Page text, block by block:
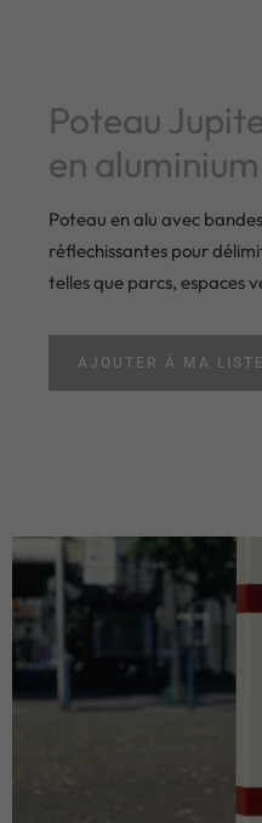
Poteau
en aluminium
Poteau en alu avec
réflechissantes pour
telles que parcs, espaces
AJOUTER À MA LISTE